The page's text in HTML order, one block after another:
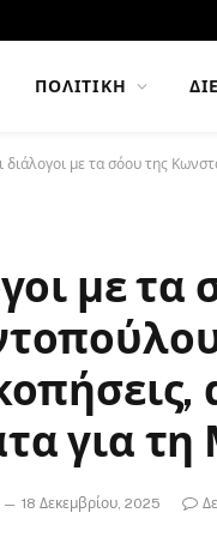
ΠΟΛΙΤΙΚΉ
διάλογοι με τα σόου της
με τα
για
18 Δεκεμβρίου, 2025